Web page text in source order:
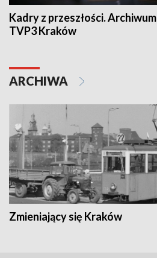
Kadry z przeszłości. Archiwum
TVP3 Kraków
ARCHIWA
Zmieniający się Kraków